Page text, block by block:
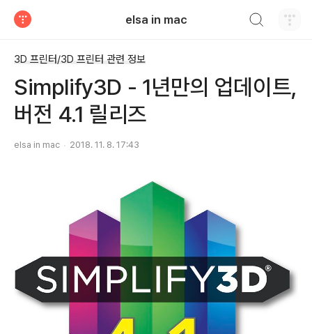
elsa in mac
3D 프린터/3D 프린터 관련 정보
Simplify3D - 1년만의 업데이트,
버전 4.1 릴리즈
elsa in mac 2018. 11. 8. 17:43